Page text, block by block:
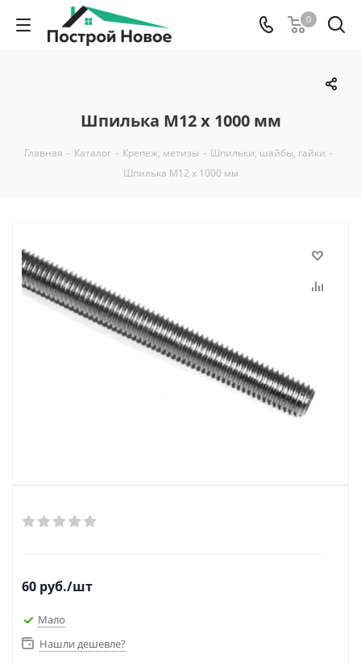
0
Шпилька М12 х 1000 мм
Главная - Каталог - Крепеж, метизы - Шпильки, шайбы, гайки -
Шпилька М12 х 1000 мм
60 руб./шт
Мало
Нашли дешевле?